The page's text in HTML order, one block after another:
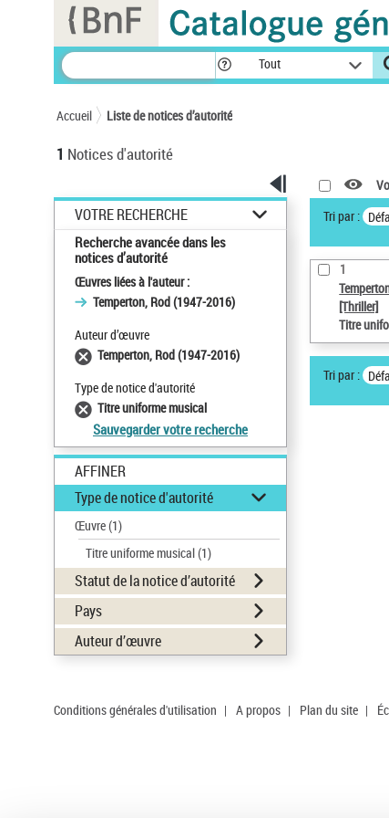
Tout
Accueil Liste de notices d’autorité
1 Notices d'autorité
VOTRE RECHERCHE
Recherche avancée dans les
notices d’autorité
Œuvres liées à l'auteur :
Temperton, Rod (1947-2016)
Auteur d’œuvre
Temperton, Rod (1947-2016)
Type de notice d'autorité
Titre uniforme musical
Sauvegarder votre recherche
AFFINER
Type de notice d'autorité
Œuvre(1)
Titre uniforme musical(1)
Statut de la notice d’autorité
Pays
Auteur d’œuvre
Tri par :
1
[Thriller]
Titre
Tri par :
Conditions générales d'utilisation | A propos | Plan du site |
Panneau de gestion des cookies